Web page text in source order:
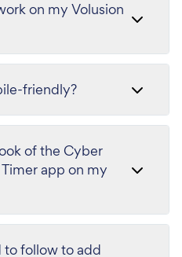
on my Volusion
friendly?
of the Cyber
app on my
to follow to add